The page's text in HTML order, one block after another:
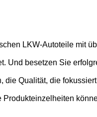
LKW-Autoteile mit
Und besetzen Sie
Qualität, die